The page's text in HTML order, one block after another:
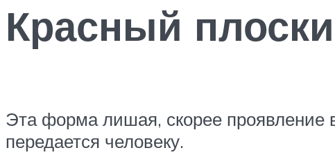
Красный
Эта форма лишая, скорее проявление
передается человеку.